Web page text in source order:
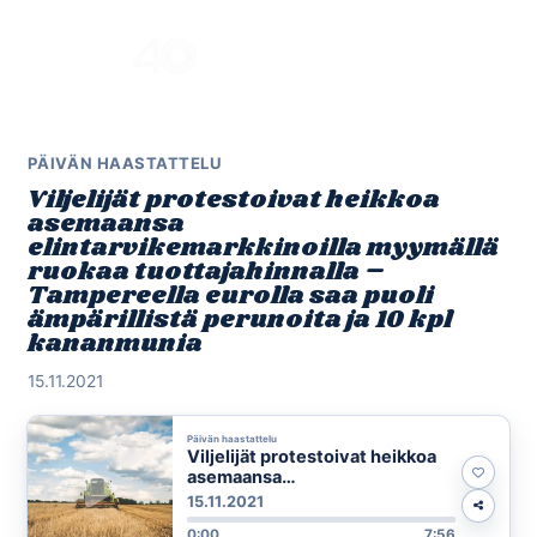
PÄIVÄN HAASTATTELU
Viljelijät protestoivat heikkoa
asemaansa
elintarvikemarkkinoilla myymällä
ruokaa tuottajahinnalla –
Tampereella eurolla saa puoli
ämpärillistä perunoita ja 10 kpl
kananmunia
15.11.2021
Päivän haastattelu
Viljelijät protestoivat heikkoa
asemaansa
elintarvikemarkkinoilla
myymällä ruokaa
15.11.2021